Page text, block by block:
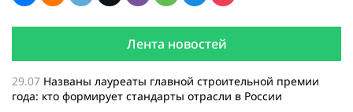
Лента новостей
29.07 Названы лауреаты главной строительной премии
года: кто формирует стандарты отрасли в России